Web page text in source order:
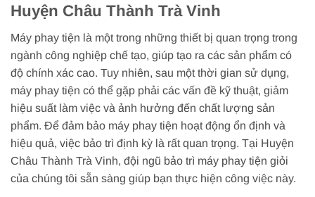
Huyện Châu Thành Trà Vinh
Máy phay tiện là một trong những thiết bị quan trọng trong
ngành công nghiệp chế tạo, giúp tạo ra các sản phẩm có
độ chính xác cao. Tuy nhiên, sau một thời gian sử dụng,
máy phay tiện có thể gặp phải các vấn đề kỹ thuật, giảm
hiệu suất làm việc và ảnh hưởng đến chất lượng sản
phẩm. Để đảm bảo máy phay tiện hoạt động ổn định và
hiệu quả, việc bảo trì định kỳ là rất quan trọng. Tại Huyện
Châu Thành Trà Vinh, đội ngũ bảo trì máy phay tiện giỏi
của chúng tôi sẵn sàng giúp bạn thực hiện công việc này.